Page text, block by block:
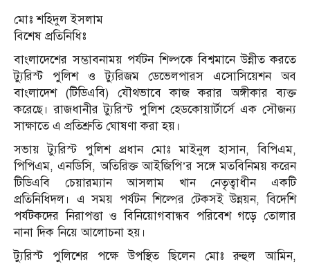
মোঃ শহিদুল ইসলাম
বিশেষ প্রতিনিধিঃ
বাংলাদেশের সম্ভাবনাময় পর্যটন শিল্পকে বিশ্বমানে উন্নীত করতে
ট্যুরিস্ট পুলিশ ও ট্যুরিজম ডেভেলপারস এসোসিয়েশন অব
বাংলাদেশ (টিডিএবি) যৌথভাবে কাজ করার অঙ্গীকার ব্যক্ত
করেছে। রাজধানীর ট্যুরিস্ট পুলিশ হেডকোয়ার্টার্সে এক সৌজন্য
সাক্ষাতে এ প্রতিশ্রুতি ঘোষণা করা হয়।
সভায় ট্যুরিস্ট পুলিশ প্রধান মোঃ মাইনুল হাসান, বিপিএম,
পিপিএম, এনডিসি, অতিরিক্ত আইজিপি’র সঙ্গে মতবিনিময় করেন
টিডিএবি চেয়ারম্যান আসলাম খান নেতৃত্বাধীন একটি
প্রতিনিধিদল। এ সময় পর্যটন শিল্পের টেকসই উন্নয়ন, বিদেশি
পর্যটকদের নিরাপত্তা ও বিনিয়োগবান্ধব পরিবেশ গড়ে তোলার
নানা দিক নিয়ে আলোচনা হয়।
ট্যুরিস্ট পুলিশের পক্ষে উপস্থিত ছিলেন মোঃ রুহুল আমিন,